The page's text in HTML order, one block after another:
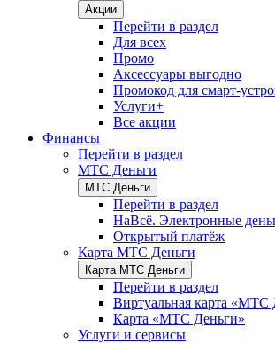
Акции
Перейти в раздел
Для всех
Промо
Аксессуары выгодно
Промокод для смарт-
Услуги+
Все акции
Финансы
Перейти в раздел
МТС Деньги
МТС Деньги
Перейти в раздел
НаВсё. Электронные
Открытый платёж
Карта МТС Деньги
Карта МТС Деньги
Перейти в раздел
Виртуальная карта «МТС
Карта «МТС Деньги»
Услуги и сервисы